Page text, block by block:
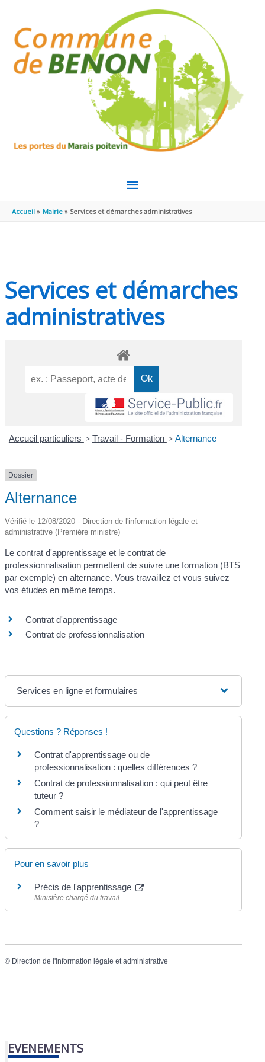
MENU
PRINCIPAL
Accueil Mairie Services et démarches administratives
Services et démarches
administratives
Accueil particuliers > Travail - Formation > Alternance
Dossier
Alternance
Vérifié le 12/08/2020 - Direction de l'information légale et
administrative (Première ministre)
Le contrat d'apprentissage et le contrat de
professionnalisation permettent de suivre une formation (BTS
par exemple) en alternance. Vous travaillez et vous suivez
vos études en même temps.
Contrat d'apprentissage
Contrat de professionnalisation
Services en ligne et formulaires
Questions ? Réponses !
Contrat d'apprentissage ou de
professionnalisation : quelles différences ?
Contrat de professionnalisation : qui peut être
tuteur ?
Comment saisir le médiateur de l'apprentissage
?
Pour en savoir plus
Précis de l'apprentissage
Ministère chargé du travail
© Direction de l'information légale et administrative
EVENEMENTS